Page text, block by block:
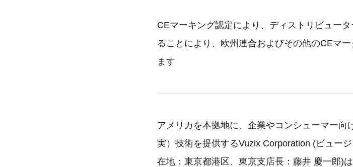
CEマーキング認定により、ディストリビュー
ることにより、欧州連合およびその他のCEマ
ます
アメリカを本拠地に、企業やコンシューマー
実）技術を提供するVuzix Corporation (ビュー
在地：東京都港区、東京支店長：藤井 慶一郎)